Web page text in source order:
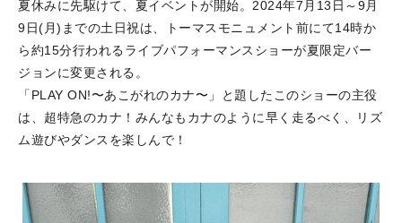
夏休みに先駆けて、夏イベントが開始。2024年7月13日～9月
9日(月)までの土日祝は、トーマスモニュメント前にて14時か
ら約15分行われるライブパフォーマンスショーが夏限定バー
ジョンに変更される。
「PLAY ON!〜あこがれのカナ〜」と題したこのショーの主役
は、超特急のカナ！みんなもカナのように早く走るべく、リズ
ム遊びやダンスを楽しんで！